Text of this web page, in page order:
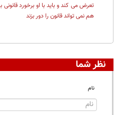
تعرض می کند و باید با او برخورد
هم نمی تواند قانون را دور بزند
نظر شما
نام